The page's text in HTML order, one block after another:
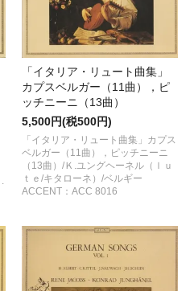
「イタリア・リュート曲集」
カプスベルガー（11曲），ピ
ッチニーニ（13曲）
5,500円(税500円)
「イタリア・リュート曲集」カプス
ベルガー（11曲），ピッチニーニ
（13曲）/Ｋ.ユングヘーネル（ｌｕ
ｔｅ/キタローネ）/ベルギー
ACCENT：ACC 8016